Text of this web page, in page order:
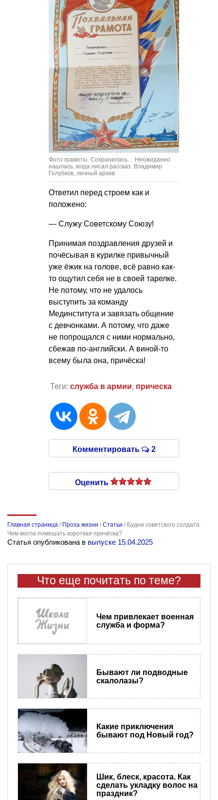
Фото грамоты. Сохранилась… Неожиданно
нашлась, когда писал рассказ. Владимир
Голубков, личный архив
Ответил перед строем как и
положено:
— Служу Советскому Союзу!
Принимая поздравления друзей и
почёсывая в курилке привычный
уже ёжик на голове, всё равно как-
то ощутил себя не в своей тарелке.
Не потому, что не удалось
выступить за команду
Мединститута и завязать общение
с девчонками. А потому, что даже
не попрощался с ними нормально,
сбежав по-английски. А виной-то
всему была она, причёска!
Теги: служба в армии, прическа
Комментировать 2
Оценить
Главная страница / Проза жизни /Статьи / Будни советского солдата.
Чем могла помешать короткая причёска?
Статья опубликована в выпуске 15.04.2025
Что еще почитать по теме?
Чем привлекает военная
служба и форма?
Бывают ли подводные
скалолазы?
Какие приключения
бывают под Новый год?
Шик, блеск, красота. Как
сделать укладку волос на
праздник?